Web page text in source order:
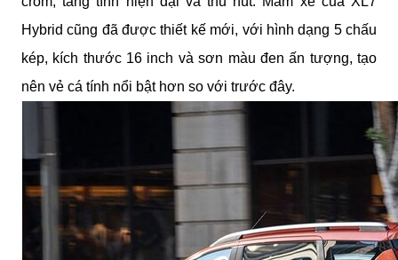
Hybrid cũng đã được thiết kế mới, với hình dạng 5 chấu
kép, kích thước 16 inch và sơn màu đen ấn tượng, tạo
nên vẻ cá tính nổi bật hơn so với trước đây.